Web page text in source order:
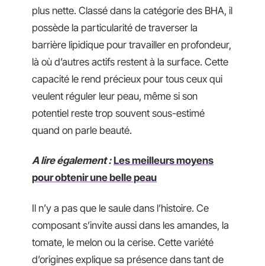
plus nette. Classé dans la catégorie des BHA, il
possède la particularité de traverser la
barrière lipidique pour travailler en profondeur,
là où d’autres actifs restent à la surface. Cette
capacité le rend précieux pour tous ceux qui
veulent réguler leur peau, même si son
potentiel reste trop souvent sous-estimé
quand on parle beauté.
A lire également : Les meilleurs moyens
pour obtenir une belle peau
Il n’y a pas que le saule dans l’histoire. Ce
composant s’invite aussi dans les amandes, la
tomate, le melon ou la cerise. Cette variété
d’origines explique sa présence dans tant de